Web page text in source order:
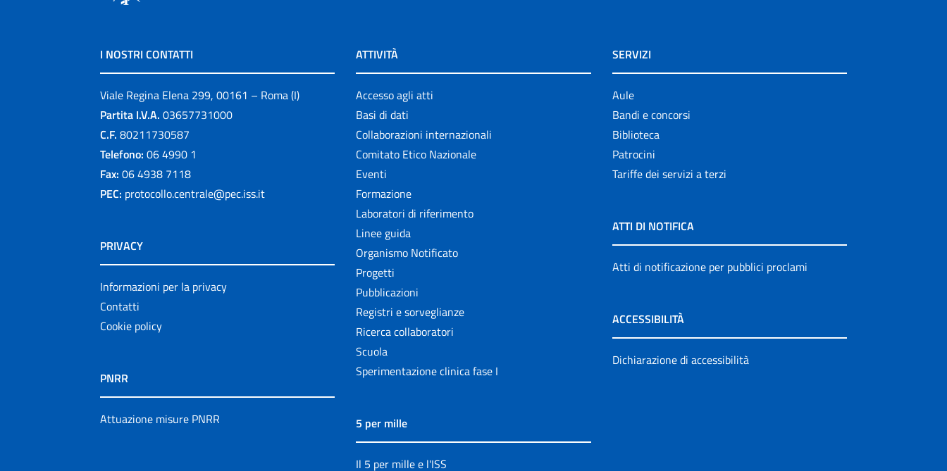
I NOSTRI CONTATTI
Viale Regina Elena 299, 00161 – Roma (I)
Partita I.V.A. 03657731000
C.F. 80211730587
Telefono: 06 4990 1
Fax: 06 4938 7118
PEC: protocollo.centrale@pec.iss.it
PRIVACY
Informazioni per la privacy
Contatti
Cookie policy
PNRR
Attuazione misure PNRR
ATTIVITÀ
Accesso agli atti
Basi di dati
Collaborazioni internazionali
Comitato Etico Nazionale
Eventi
Formazione
Laboratori di riferimento
Linee guida
Organismo Notificato
Progetti
Pubblicazioni
Registri e sorveglianze
Ricerca collaboratori
Scuola
Sperimentazione clinica fase I
5 per mille
Il 5 per mille e l'ISS
SERVIZI
Aule
Bandi e concorsi
Biblioteca
Patrocini
Tariffe dei servizi a terzi
ATTI DI NOTIFICA
Atti di notificazione per pubblici proclami
ACCESSIBILITÀ
Dichiarazione di accessibilità